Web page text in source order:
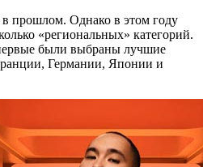
прошлом. Однако в этом году
«региональных» категорий.
были выбраны лучшие
Германии, Японии и